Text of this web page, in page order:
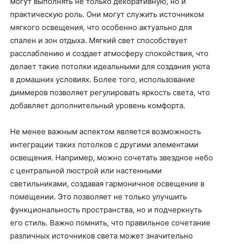
практическую роль. Они могут служить источником
мягкого освещения, что особенно актуально для
спален и зон отдыха. Мягкий свет способствует
расслаблению и создает атмосферу спокойствия, что
делает такие потолки идеальными для создания уюта
в домашних условиях. Более того, использование
диммеров позволяет регулировать яркость света, что
добавляет дополнительный уровень комфорта.
Не менее важным аспектом является возможность
интеграции таких потолков с другими элементами
освещения. Например, можно сочетать звездное небо
с центральной люстрой или настенными
светильниками, создавая гармоничное освещение в
помещении. Это позволяет не только улучшить
функциональность пространства, но и подчеркнуть
его стиль. Важно помнить, что правильное сочетание
различных источников света может значительно